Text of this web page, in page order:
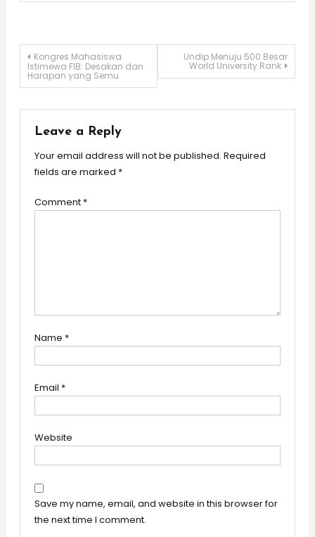
Post
navigation
Kongres Mahasiswa
Istimewa FIB: Desakan dan
Harapan yang Semu
Undip Menuju 500 Besar
World University Rank
Leave a Reply
Your email address will not be published. Required
fields are marked *
Comment *
Name *
Email *
Website
Save my name, email, and website in this browser for
the next time I comment.